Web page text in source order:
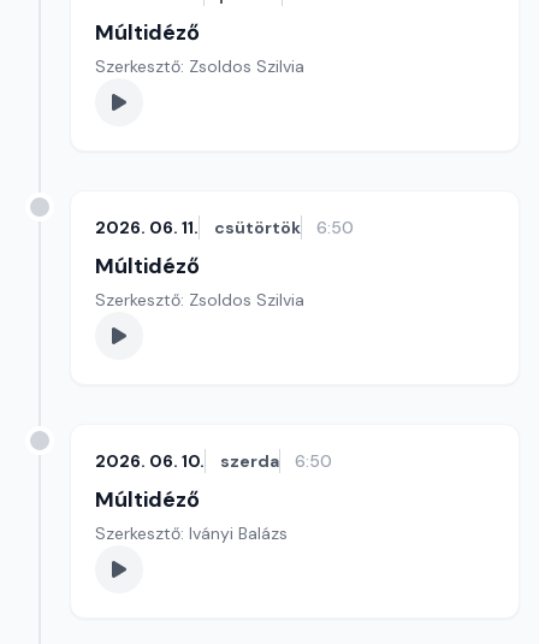
Múltidéző
Szerkesztő: Zsoldos Szilvia
2026. 06. 11. csütörtök 6:50
Múltidéző
Szerkesztő: Zsoldos Szilvia
2026. 06. 10. szerda 6:50
Múltidéző
Szerkesztő: Iványi Balázs